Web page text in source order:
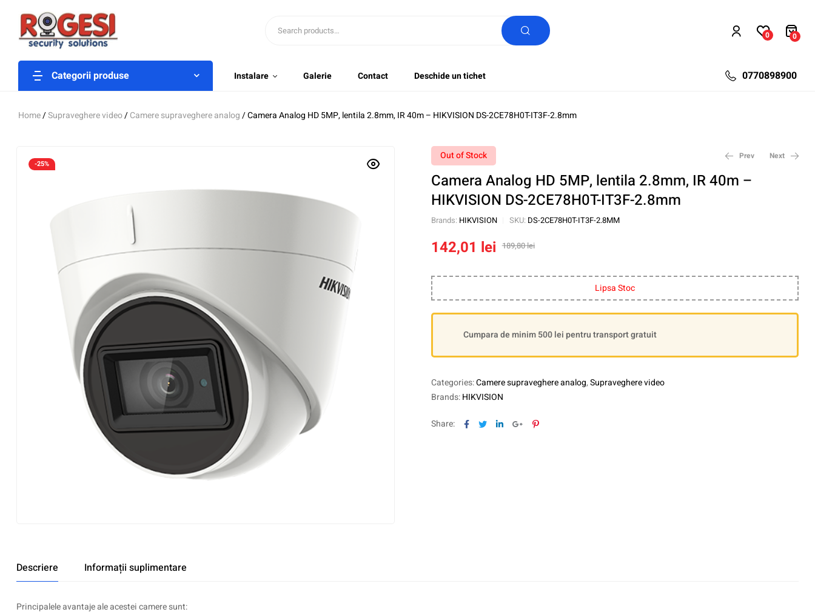
0 0
Categorii produse Instalare Galerie Contact Deschide un tichet 0770898900
Home/Supraveghere video/Camere supraveghere analog/ Camera Analog HD 5MP, lentila 2.8mm, IR 40m – HIKVISION DS-2CE78H0T-IT3F-2.8mm
-25%
Out of Stock Prev Next
Camera Analog HD 5MP, lentila 2.8mm, IR 40m –
HIKVISION DS-2CE78H0T-IT3F-2.8mm
Brands: HIKVISION SKU: DS-2CE78H0T-IT3F-2.8MM
189,80lei
142,01 lei
Lipsa Stoc
Cumpara de minim 500 lei pentru transport gratuit
Categories:Camere supraveghere analog,Supraveghere video
Brands:HIKVISION
Share: Facebook
TwitterLinkedinGoogle+Pinterest
Descriere Informații suplimentare
Principalele avantaje ale acestei camere sunt: